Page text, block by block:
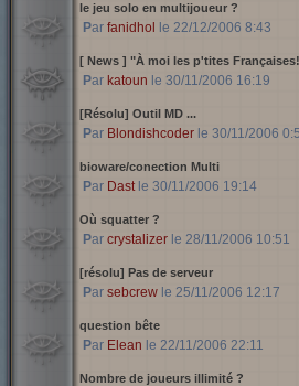
le jeu solo en multijoueur ?
Par fanidhol le 22/12/2006 8:43
[ News ] "À moi les p'tites
Par katoun le 30/11/2006 16:19
[Résolu] Outil MD ...
Par Blondishcoderle 30/11/2006
bioware/conection Multi
Par Dastle 30/11/2006 19:14
Où squatter ?
Par crystalizerle 28/11/2006 10:51
[résolu] Pas de serveur
Par sebcrewle 25/11/2006 12:17
question bête
Par Elean le 22/11/2006 22:11
Nombre de joueurs illimité ?